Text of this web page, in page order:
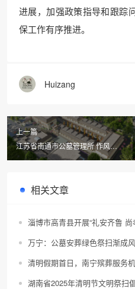
进展，加强政策指导和跟踪
保工作有序推进。
Huizang
上一篇
江苏省南通市公墓管理所 作风建
设再部署 廉洁过节不松劲
相关文章
淄博市高青县开展“礼安齐鲁
万宁：公墓安葬绿色祭扫渐成风
清明假期首日，南宁殡葬服务
湖南省2025年清明节文明祭扫